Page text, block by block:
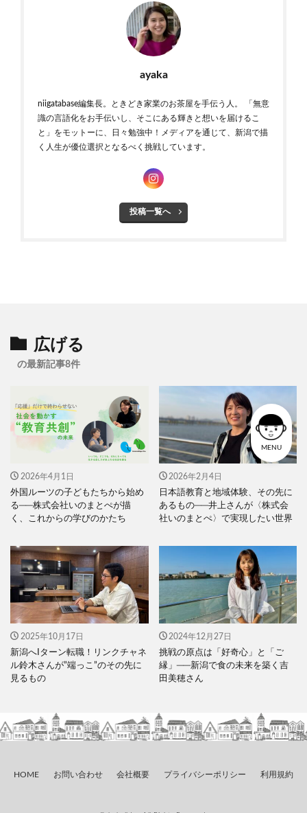
ayaka
niigatabase編集長。ときどき家業のお茶屋を手伝う人。 「無意
識の言語化をお手伝いし、そこにある輝きと想いを届けるこ
と」をモットーに、日々勉強中！メディアを通じて、新潟で描
く人生が優位選択となるべく挑戦しています。
投稿一覧へ
広げる
の最新記事8件
2026年4月1日
外国ルーツの子どもたちから始め
る──株式会社いのまとぺが描
く、これからの学びのかたち
2026年2月4日
日本語教育と地域体験、その先に
あるもの──井上さんが〈株式会
社いのまとぺ〉で実現したい世界
2025年10月17日
新潟へIターン転職！リンクチャネ
ル鈴木さんが”端っこ”のその先に
見るもの
2024年12月27日
挑戦の原点は「好奇心」と「ご
縁」──新潟で食の未来を築く吉
田美穂さん
HOME お問い合わせ 会社概要 プライバシーポリシー 利用規約
MENU